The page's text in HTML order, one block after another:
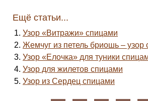
Ещё статьи...
Узор «Витражи» спицами
Жемчуг из петель бриошь – узор
Узор «Елочка» для туники
Узор для жилетов спицами
Узор из Сердец спицами